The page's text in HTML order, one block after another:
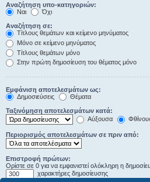
Αναζήτηση υπο-κατηγοριών:
Ναι
Όχι
Αναζήτηση σε:
Τίτλους θεμάτων και κείμενο μηνύματος
Μόνο σε κείμενο μηνύματος
Τίτλους θεμάτων μόνο
Στην πρώτη δημοσίευση του θέματος μόνο
Εμφάνιση αποτελεσμάτων ως:
Δημοσιεύσεις
Θέματα
Ταξινόμηση αποτελεσμάτων κατά:
Αύξουσα
Περιορισμός αποτελεσμάτων σε πριν από:
Επιστροφή πρώτων:
Ορίστε σε 0 για να εμφανιστεί ολόκληρη η
χαρακτήρες δημοσίευσης